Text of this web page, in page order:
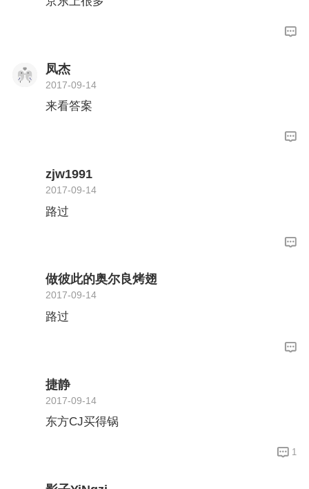
凤杰
2017-09-14
来看答案
zjw1991
2017-09-14
路过
做彼此的奥尔良烤翅
2017-09-14
路过
捷静
2017-09-14
东方CJ买得锅
1